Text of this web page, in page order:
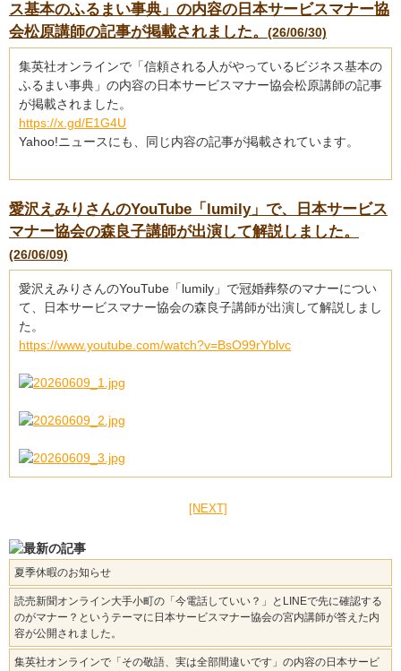
ス基本のふるまい事典」の内容の日本サービスマナー協
会松原講師の記事が掲載されました。 (26/06/30)
集英社オンラインで「信頼される人がやっているビジネス基本の
ふるまい事典」の内容の日本サービスマナー協会松原講師の記事
が掲載されました。
https://x.gd/E1G4U
Yahoo!ニュースにも、同じ内容の記事が掲載されています。
愛沢えみりさんのYouTube「lumily」で、日本サービス
マナー協会の森良子講師が出演して解説しました。
(26/06/09)
愛沢えみりさんのYouTube「lumily」で冠婚葬祭のマナーについ
て、日本サービスマナー協会の森良子講師が出演して解説しまし
た。
https://www.youtube.com/watch?v=BsO99rYblvc
[NEXT]
夏季休暇のお知らせ
読売新聞オンライン大手小町の「今電話していい？」とLINEで先に確認する
のがマナー？というテーマに日本サービスマナー協会の宮内講師が答えた内
容が公開されました。
集英社オンラインで「その敬語、実は全部間違いです」の内容の日本サービ